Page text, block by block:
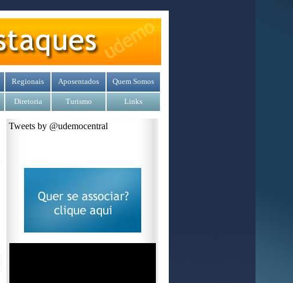
Regionais Aposentados Quem Somos
Diretoria Turismo Links
Tweets by @udemocentral